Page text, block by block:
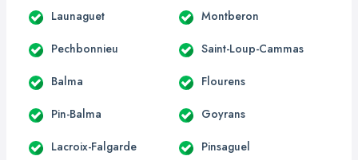
Launaguet Montberon
Pechbonnieu Saint-Loup-Cammas
Balma Flourens
Pin-Balma Goyrans
Lacroix-Falgarde Pinsaguel